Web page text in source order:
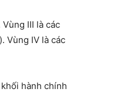
III là các
Vùng IV là các
hành chính